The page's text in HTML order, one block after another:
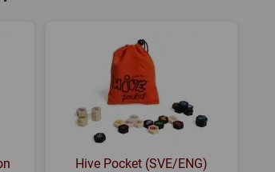
Hive Pocket (SVE/ENG)